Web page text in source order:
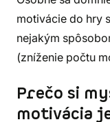
motivácie do hry
nejakým
(zníženie počtu
Prečo si
motivácia